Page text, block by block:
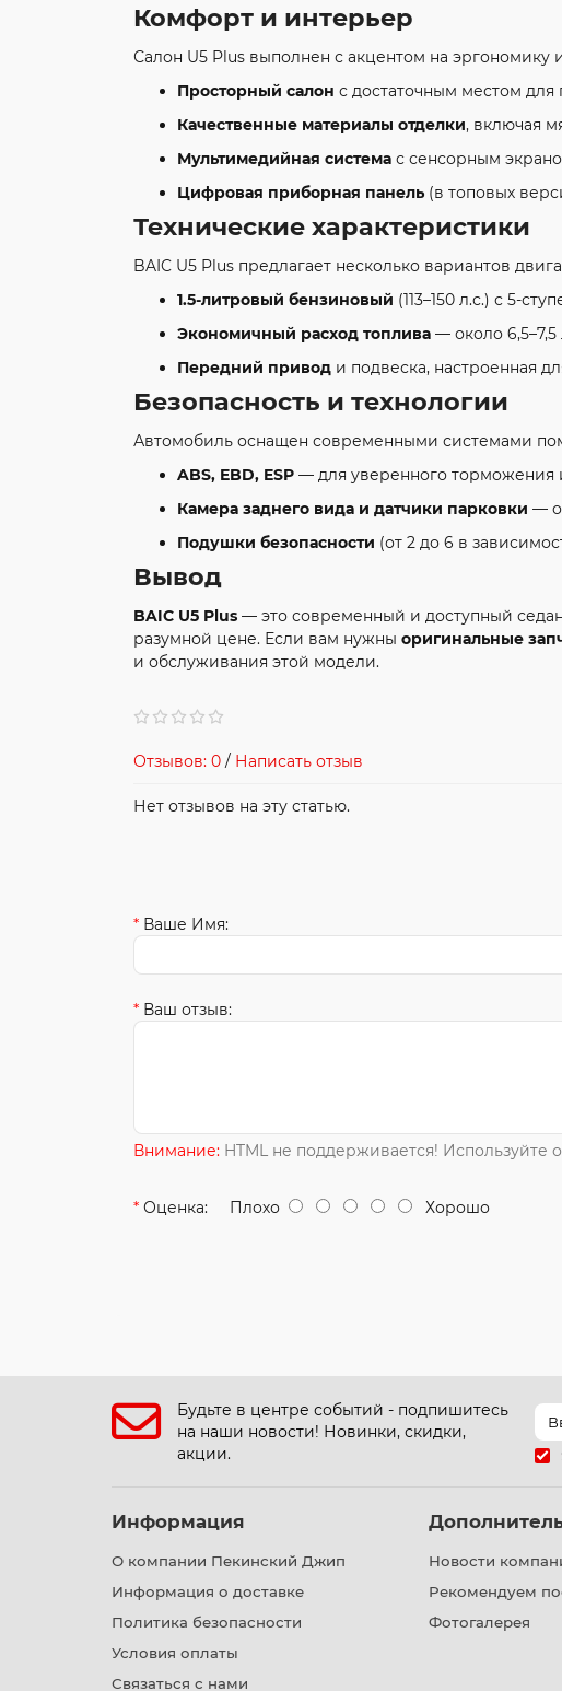
Комфорт и интерьер
Салон U5 Plus выполнен с акцентом на эргономику
Просторный салон с достаточным местом для
Качественные материалы отделки, включая
Мультимедийная система с сенсорным
Цифровая приборная панель (в топовых
Технические характеристики
BAIC U5 Plus предлагает несколько вариантов
1.5-литровый бензиновый (113–150 л.с.) с 5-
Экономичный расход топлива — около
Передний привод и подвеска, настроенная
Безопасность и технологии
Автомобиль оснащен современными системами
ABS, EBD, ESP — для уверенного торможения
Камера заднего вида и датчики парковки —
Подушки безопасности (от 2 до 6 в
Вывод
BAIC U5 Plus — это современный и доступный
разумной цене. Если вам нужны оригинальные
и обслуживания этой модели.
Отзывов: 0 / Написать отзыв
Нет отзывов на эту статью.
Ваше Имя:
Ваш отзыв:
Внимание: HTML не поддерживается! Используйте
Оценка: Плохо Хорошо
Будьте в центре событий - подпишитесь
на наши новости! Новинки, скидки,
акции.
Информация
О компании Пекинский Джип
Информация о доставке
Политика безопасности
Условия оплаты
Связаться с нами
Новости
Рекомендуем
Фотогалерея